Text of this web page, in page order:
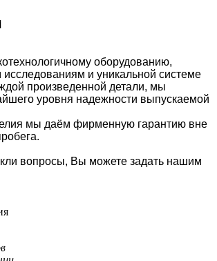
оборудованию,
и уникальной системе
произведенной детали, мы
уровня надежности выпускаемой
мы даём фирменную гарантию вне
вопросы, Вы можете задать нашим